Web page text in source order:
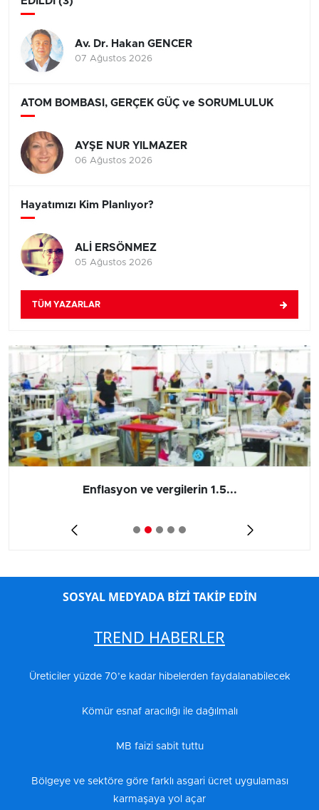
Av. Dr. Hakan GENCER
07 Ağustos 2026
ATOM BOMBASI, GERÇEK GÜÇ ve SORUMLULUK
AYŞE NUR YILMAZER
06 Ağustos 2026
Hayatımızı Kim Planlıyor?
ALİ ERSÖNMEZ
05 Ağustos 2026
TÜM YAZARLAR
Barış yatırımı, üretimi ve...
SOSYAL MEDYADA BİZİ TAKİP EDİN
TREND HABERLER
Üreticiler yüzde 70’e kadar hibelerden faydalanabilecek
Kömür esnaf aracılığı ile dağılmalı
MB faizi sabit tuttu
Bölgeye ve sektöre göre farklı asgari ücret uygulaması
karmaşaya yol açar